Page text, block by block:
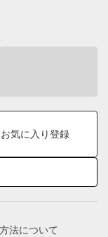
お気に入り登録
法について